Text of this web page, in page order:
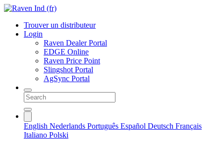
Trouver un distributeur
Login
Raven Dealer Portal
EDGE Online
Raven Price Point
Slingshot Portal
AgSync Portal
English Nederlands Português Español Deutsch Français
Italiano Polski